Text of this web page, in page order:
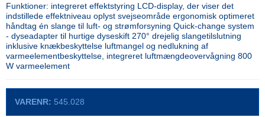
Funktioner: integreret effektstyring LCD-display, der viser det
indstillede effektniveau oplyst svejseområde ergonomisk optimeret
håndtag én slange til luft- og strømforsyning Quick-change system
- dyseadapter til hurtige dyseskift 270° drejelig slangetilslutning
inklusive knækbeskyttelse luftmangel og nedlukning af
varmeelementbeskyttelse, integreret luftmængdeovervågning 800
W varmeelement
VARENR: 545.028